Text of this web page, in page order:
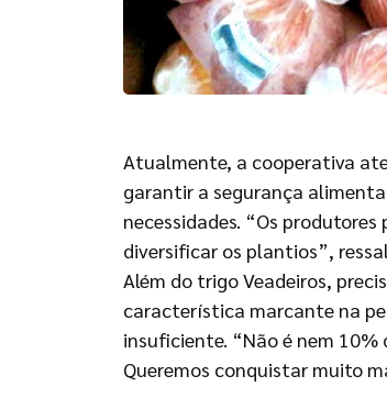
Atualmente, a cooperativa
garantir a segurança
necessidades. “Os
diversificar os plantios”,
Além do trigo Veadeiros,
característica marcante na
insuficiente. “Não é nem
Queremos conquistar muito